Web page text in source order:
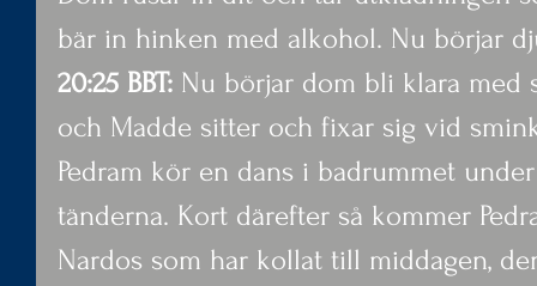
bär in hinken med alkohol. Nu börjar
20:25 BBT: Nu börjar dom bli klara med
och Madde sitter och fixar sig vid
Pedram kör en dans i badrummet
tänderna. Kort därefter så kommer
Nardos som har kollat till middagen,